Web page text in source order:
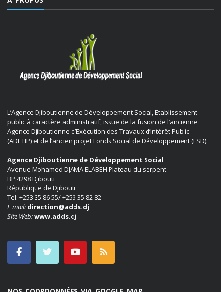
L’Agence Djiboutienne de Développement Social, Etablissement
public à caractère administratif, issue de la fusion de l’ancienne
Agence Djiboutienne d’Exécution des Travaux d’Intérêt Public
(ADETIP) et de l’ancien projet Fonds Social de Développement (FSD).
Agence Djiboutienne de Développement Social
Avenue Mohamed DJAMA ELABEH Plateau du serpent
BP:4298 Djibouti
République de Djibouti
Tel: +253 35 86 55/ +253 35 82 82
E mail: direction@adds.dj
Site Web:www.adds.dj